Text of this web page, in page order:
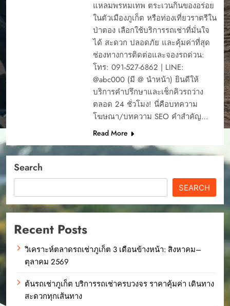
แหลมพรหมเทพ ตระเวนกินของอร่อย
ในตัวเมืองภูเก็ต หรือท่องเที่ยวราตรีใน
ป่าตอง เลือกใช้บริการรถเช่าที่มั่นใจ
ได้ สะดวก ปลอดภัย และคุ้มค่าที่สุด
ช่องทางการติดต่อและจองรถด่วน:
โทร: 091-527-6862 | LINE:
@abc000 (มี @ นำหน้า) ยินดีให้
บริการคำปรึกษาและเช็กคิวรถว่าง
ตลอด 24 ชั่วโมง! นี่คือบทความ
โฆษณา/บทความ SEO คำสำคัญ…
Read More
Search
SEARCH
Recent Posts
วิเคราะห์ตลาดรถเช่าภูเก็ต 3 เดือนข้างหน้า: สิงหาคม–
ตุลาคม 2569
ต้นรถเช่าภูเก็ต บริการรถเช่าครบวงจร ราคาคุ้มค่า เดินทาง
สะดวกทุกเส้นทาง